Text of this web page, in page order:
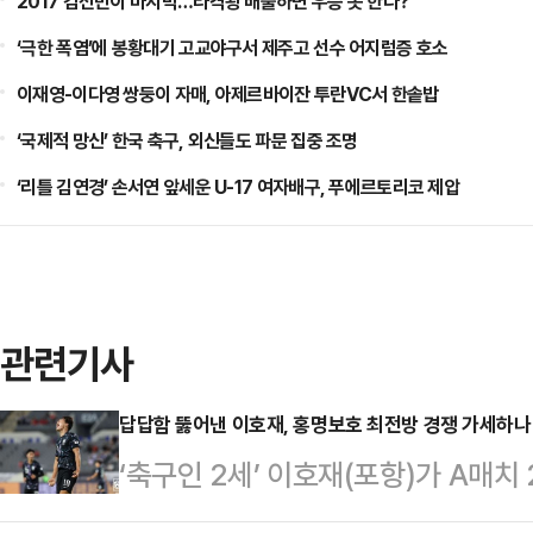
‘극한 폭염’에 봉황대기 고교야구서 제주고 선수 어지럼증 호소
이재영-이다영 쌍둥이 자매, 아제르바이잔 투란VC서 한솥밥
‘국제적 망신’ 한국 축구, 외신들도 파문 집중 조명
‘리틀 김연경’ 손서연 앞세운 U-17 여자배구, 푸에르토리코 제압
관련기사
답답함 뚫어낸 이호재, 홍명보호 최전방 경쟁 가세하나
‘축구인 2세’ 이호재(포항)가 A매
찍었다.홍명보 감독이 이끄는 한국